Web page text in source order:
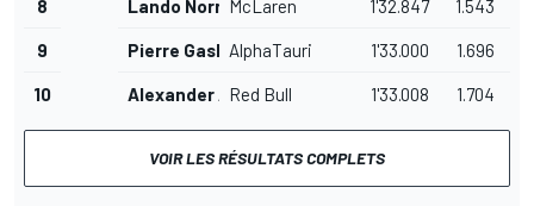
8 Lando NorrisMcLaren 1'32.847 1.543
9 Pierre GaslyAlphaTauri 1'33.000 1.696
10 Alexander Albon
Red Bull 1'33.008 1.704
VOIR LES RÉSULTATS COMPLETS